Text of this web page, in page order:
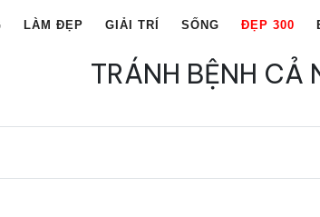
LÀM ĐẸP GIẢI TRÍ SỐNG ĐẸP 300
TRÁNH BỆNH CẢ